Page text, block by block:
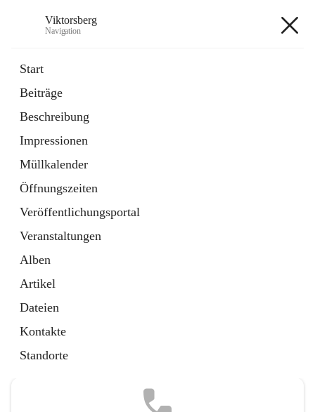
Viktorsberg
Navigation
Start
Beiträge
Beschreibung
Impressionen
Müllkalender
Öffnungszeiten
Veröffentlichungsportal
Veranstaltungen
Alben
Artikel
Dateien
Kontakte
Standorte
1 Schnellzugriff
Bürgerservice
10 Schnellzugriffe